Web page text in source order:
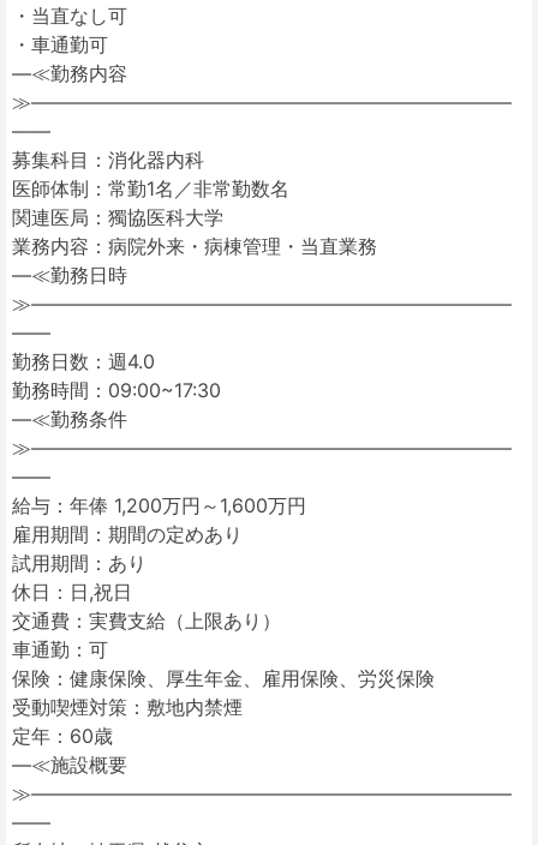
・当直なし可
・車通勤可
―≪勤務内容
≫―――――――――――――――――――――――――
――
募集科目：消化器内科
医師体制：常勤1名／非常勤数名
関連医局：獨協医科大学
業務内容：病院外来・病棟管理・当直業務
―≪勤務日時
≫―――――――――――――――――――――――――
――
勤務日数：週4.0
勤務時間：09:00~17:30
―≪勤務条件
≫―――――――――――――――――――――――――
――
給与：年俸 1,200万円～1,600万円
雇用期間：期間の定めあり
試用期間：あり
休日：日,祝日
交通費：実費支給（上限あり）
車通勤：可
保険：健康保険、厚生年金、雇用保険、労災保険
受動喫煙対策：敷地内禁煙
定年：60歳
―≪施設概要
≫―――――――――――――――――――――――――
――